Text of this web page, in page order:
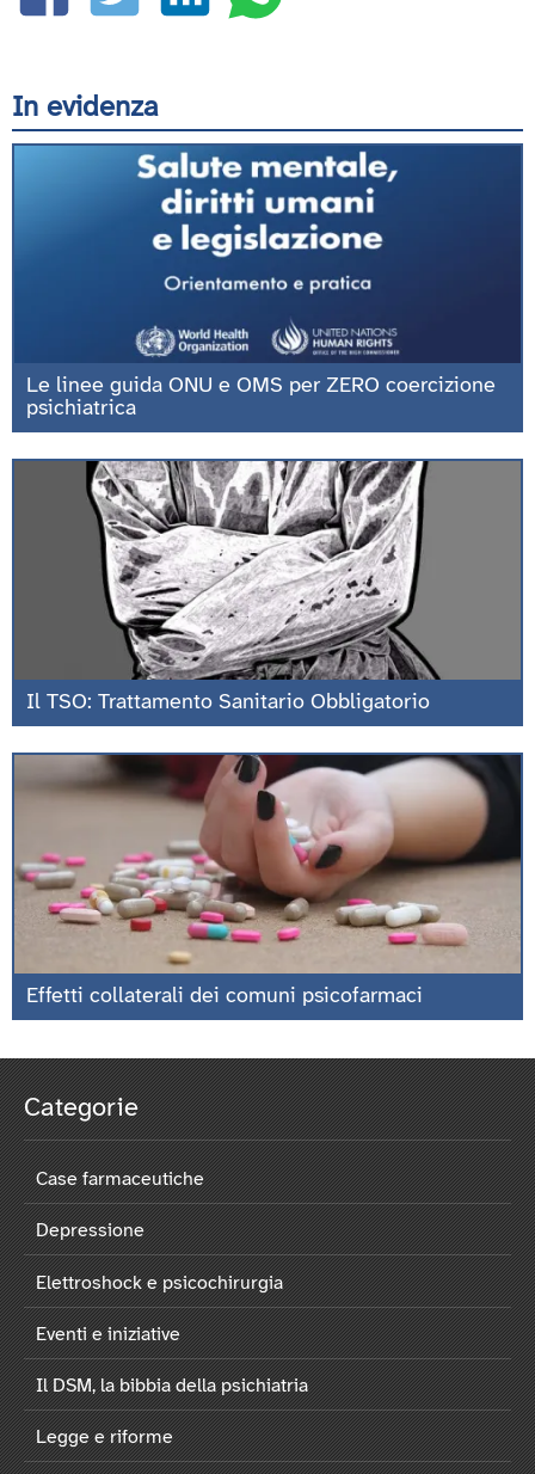
In evidenza
Le linee guida ONU e OMS per ZERO coercizione
psichiatrica
Il TSO: Trattamento Sanitario Obbligatorio
Effetti collaterali dei comuni psicofarmaci
Categorie
Case farmaceutiche
Depressione
Elettroshock e psicochirurgia
Eventi e iniziative
Il DSM, la bibbia della psichiatria
Legge e riforme